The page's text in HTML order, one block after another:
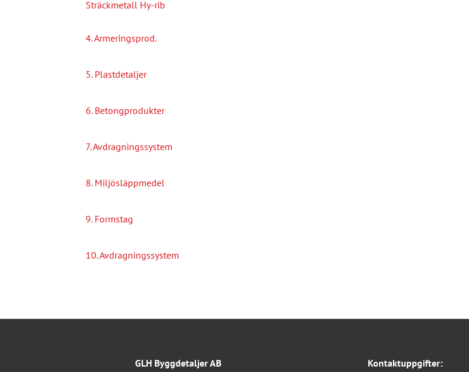
Sträckmetall Hy-rib
4. Armeringsprod.
5. Plastdetaljer
6. Betongprodukter
7. Avdragningssystem
8. Miljösläppmedel
9. Formstag
10. Avdragningssystem
GLH Byggdetaljer AB Kontaktuppgifter: